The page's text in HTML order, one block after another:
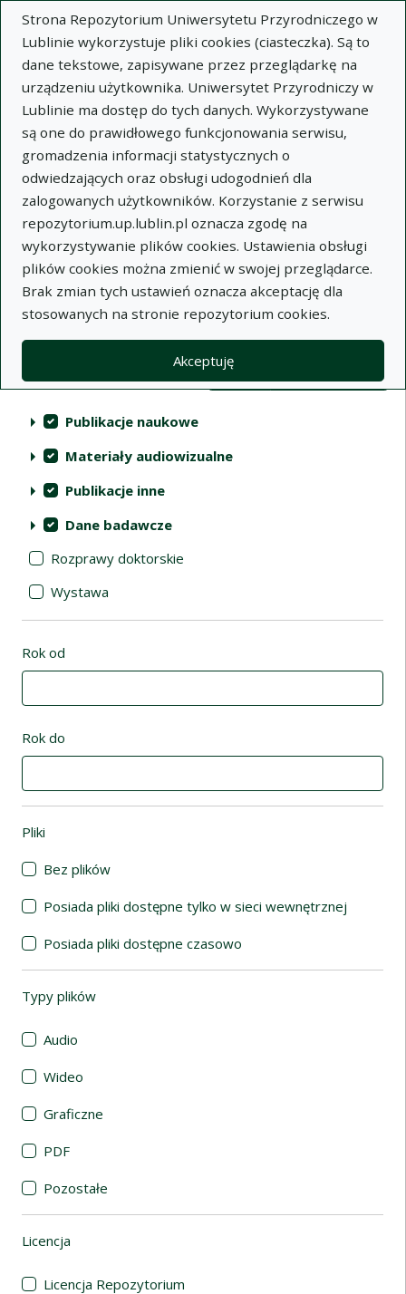
Strona Repozytorium Uniwersytetu Przyrodniczego w
Lublinie wykorzystuje pliki cookies (ciasteczka). Są to
dane tekstowe, zapisywane przez przeglądarkę na
urządzeniu użytkownika. Uniwersytet Przyrodniczy w
Lublinie ma dostęp do tych danych. Wykorzystywane
są one do prawidłowego funkcjonowania serwisu,
gromadzenia informacji statystycznych o
odwiedzających oraz obsługi udogodnień dla
zalogowanych użytkowników. Korzystanie z serwisu
repozytorium.up.lublin.pl oznacza zgodę na
wykorzystywanie plików cookies. Ustawienia obsługi
plików cookies można zmienić w swojej przeglądarce.
Brak zmian tych ustawień oznacza akceptację dla
stosowanych na stronie repozytorium cookies.
Akceptuję
Wyszukaj
Repozytorium Uniwersytetu
Przyrodniczego w Lublinie
Kolekcje
Lista wyników wyszukiwania
Filtry wyszukiwania (automatyczne
Akcje na kolekcjach
Kolekcje (automatyczne przeładowanie treści)
Publikacje naukowe
Materiały audiowizualne
Publikacje inne
Dane badawcze
Rozprawy doktorskie
Wystawa
Rok od
Rok do
Pliki
Bez plików
Posiada pliki dostępne tylko w sieci wewnętrznej
Posiada pliki dostępne czasowo
Typy plików
Audio
Wideo
Graficzne
PDF
Pozostałe
Licencja
Licencja Repozytorium